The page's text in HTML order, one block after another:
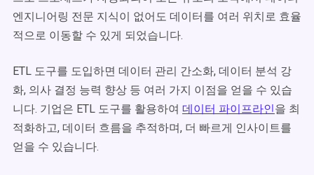
엔지니어링 전문 지식이 없어도 데이터를 여러 위치로 효율
적으로 이동할 수 있게 되었습니다.
ETL 도구를 도입하면 데이터 관리 간소화, 데이터 분석 강
화, 의사 결정 능력 향상 등 여러 가지 이점을 얻을 수 있습
니다. 기업은 ETL 도구를 활용하여 데이터 파이프라인을 최
적화하고, 데이터 흐름을 추적하며, 더 빠르게 인사이트를
얻을 수 있습니다.